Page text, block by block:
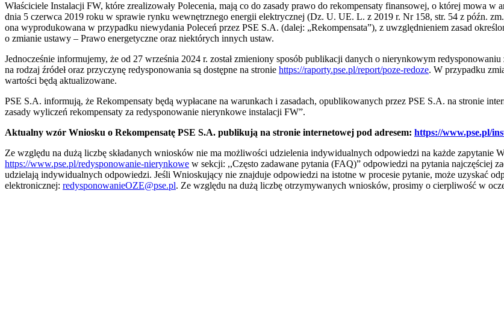
Właściciele Instalacji FW, które zrealizowały Polecenia, mają co do zasady prawo do rekompensaty finansowej, o której mowa
dnia 5 czerwca 2019 roku w sprawie rynku wewnętrznego energii elektrycznej (Dz. U. UE. L. z 2019 r. Nr 158, str. 54 z późn.
ona wyprodukowana w przypadku niewydania Poleceń przez PSE S.A. (dalej: „Rekompensata”), z uwzględnieniem zasad
o zmianie ustawy – Prawo energetyczne oraz niektórych innych ustaw.
Jednocześnie informujemy, że od 27 września 2024 r. został zmieniony sposób publikacji danych o nierynkowym
na rodzaj źródeł oraz przyczynę redysponowania są dostępne na stronie https://raporty.pse.pl/report/poze-redoze. W przypadku
wartości będą aktualizowane.
PSE S.A. informują, że Rekompensaty będą wypłacane na warunkach i zasadach, opublikowanych przez PSE S.A. na stronie
zasady wyliczeń rekompensaty za redysponowanie nierynkowe instalacji FW”.
Aktualny wzór Wniosku o Rekompensatę PSE S.A. publikują na stronie internetowej pod adresem: https://www.pse.pl/
Ze względu na dużą liczbę składanych wniosków nie ma możliwości udzielenia indywidualnych odpowiedzi na każde zapytanie
https://www.pse.pl/redysponowanie-nierynkowe w sekcji: ,,Często zadawane pytania (FAQ)” odpowiedzi na pytania najczęściej
udzielają indywidualnych odpowiedzi. Jeśli Wnioskujący nie znajduje odpowiedzi na istotne w procesie pytanie, może uzyskać
elektronicznej: redysponowanieOZE@pse.pl. Ze względu na dużą liczbę otrzymywanych wniosków, prosimy o cierpliwość w